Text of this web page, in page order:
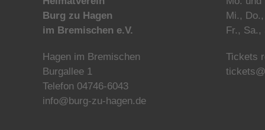
Burg zu Hagen
im Bremischen e.V.
Hagen im Bremischen
Burgallee 1
Telefon 04746-6043
info@burg-zu-hagen.de
Mi.,
Fr., Sa.,
Tickets